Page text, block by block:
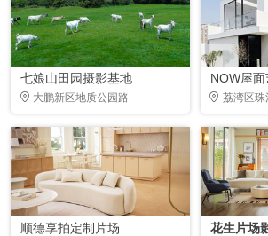
七娘山田园摄影基地
大鹏新区地质公园路
NOW屋
荔湾区珠
顺德享拍定制片场 花生片场